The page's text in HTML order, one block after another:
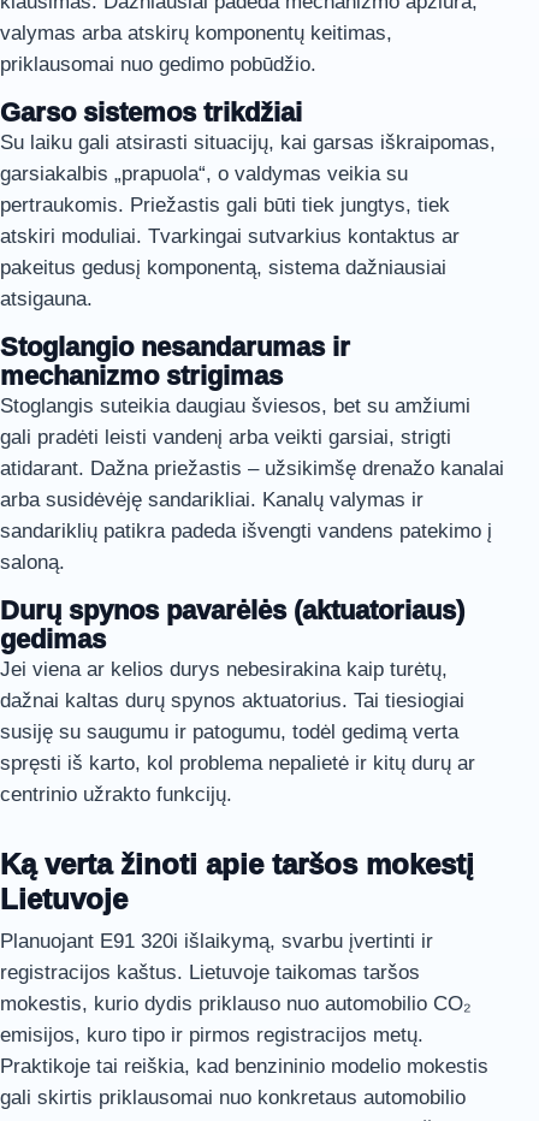
valymas arba atskirų komponentų keitimas,
priklausomai nuo gedimo pobūdžio.
Garso sistemos trikdžiai
Su laiku gali atsirasti situacijų, kai garsas iškraipomas,
garsiakalbis „prapuola“, o valdymas veikia su
pertraukomis. Priežastis gali būti tiek jungtys, tiek
atskiri moduliai. Tvarkingai sutvarkius kontaktus ar
pakeitus gedusį komponentą, sistema dažniausiai
atsigauna.
Stoglangio nesandarumas ir
mechanizmo strigimas
Stoglangis suteikia daugiau šviesos, bet su amžiumi
gali pradėti leisti vandenį arba veikti garsiai, strigti
atidarant. Dažna priežastis – užsikimšę drenažo kanalai
arba susidėvėję sandarikliai. Kanalų valymas ir
sandariklių patikra padeda išvengti vandens patekimo į
saloną.
Durų spynos pavarėlės (aktuatoriaus)
gedimas
Jei viena ar kelios durys nebesirakina kaip turėtų,
dažnai kaltas durų spynos aktuatorius. Tai tiesiogiai
susiję su saugumu ir patogumu, todėl gedimą verta
spręsti iš karto, kol problema nepalietė ir kitų durų ar
centrinio užrakto funkcijų.
Ką verta žinoti apie taršos mokestį
Lietuvoje
Planuojant E91 320i išlaikymą, svarbu įvertinti ir
registracijos kaštus. Lietuvoje taikomas taršos
mokestis, kurio dydis priklauso nuo automobilio CO₂
emisijos, kuro tipo ir pirmos registracijos metų.
Praktikoje tai reiškia, kad benzininio modelio mokestis
gali skirtis priklausomai nuo konkretaus automobilio